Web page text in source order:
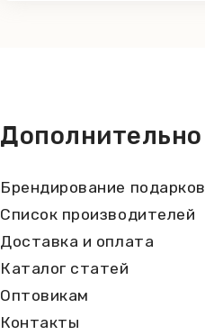
Дополнительно
Брендирование подарков
Список производителей
Доставка и оплата
Каталог статей
Оптовикам
Контакты